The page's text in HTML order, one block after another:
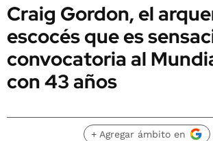
Craig Gordon, el
escocés que es
convocatoria al
con 43 años
+ Agregar ámbito en